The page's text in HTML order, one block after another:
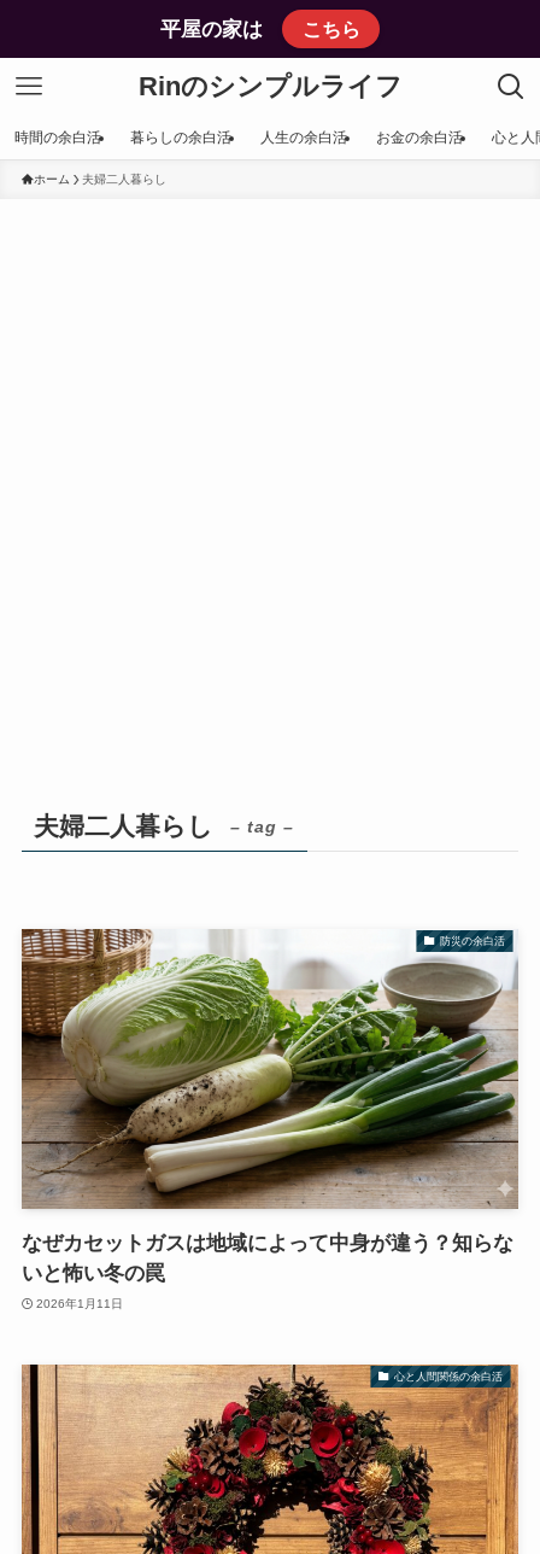
平屋の家は こちら
Rinのシンプルライフ
時間の余白活 暮らしの余白活 人生の余白活 お金の余白活 心と人
ホーム 夫婦二人暮らし
夫婦二人暮らし – tag –
防災の余白活
なぜカセットガスは地域によって中身が違う？知らな
いと怖い冬の罠
2026年1月11日
心と人間関係の余白活